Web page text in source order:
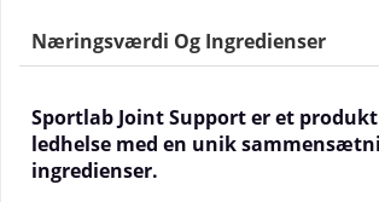
Næringsværdi Og Ingredienser
Sportlab Joint Support er et
ledhelse med en unik
ingredienser.